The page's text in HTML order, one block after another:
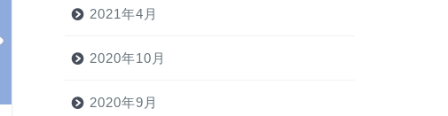
2021年4月
2020年10月
2020年9月